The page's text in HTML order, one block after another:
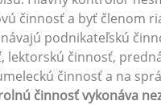
činnosť a byť členom
podnikateľskú
lektorskú činnosť,
činnosť a na
činnosť vykonáva